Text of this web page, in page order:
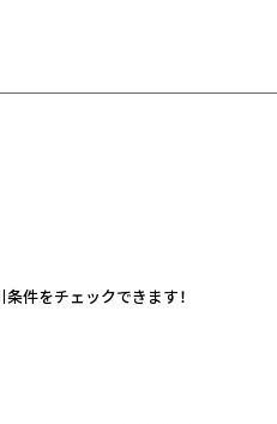
件をチェックできます！